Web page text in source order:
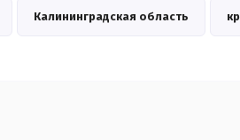
Калининградская область